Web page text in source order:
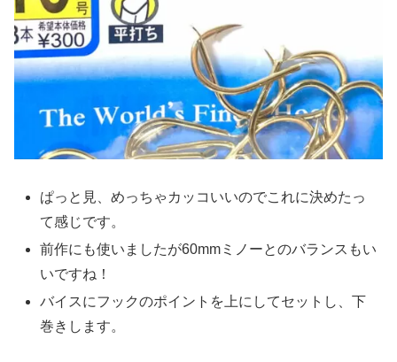
ぱっと見、めっちゃカッコいいのでこれに決めたっ
て感じです。
前作にも使いましたが60mmミノーとのバランスもい
いですね！
バイスにフックのポイントを上にしてセットし、下
巻きします。